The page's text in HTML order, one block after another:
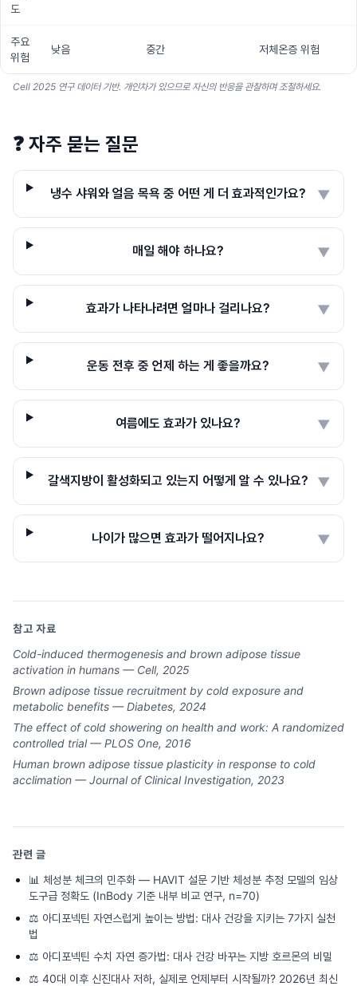
도
주요
위험
낮음 중간 저체온증 위험
Cell 2025 연구 데이터 기반. 개인차가 있으므로 자신의 반응을 관찰하며 조절하세요.
❓ 자주 묻는 질문
냉수 샤워와 얼음 목욕 중 어떤 게 더 효과적인가요? ▼
매일 해야 하나요? ▼
효과가 나타나려면 얼마나 걸리나요? ▼
운동 전후 중 언제 하는 게 좋을까요? ▼
여름에도 효과가 있나요? ▼
갈색지방이 활성화되고 있는지 어떻게 알 수 있나요? ▼
나이가 많으면 효과가 떨어지나요? ▼
참고 자료
Cold-induced thermogenesis and brown adipose tissue
activation in humans — Cell, 2025
Brown adipose tissue recruitment by cold exposure and
metabolic benefits — Diabetes, 2024
The effect of cold showering on health and work: A randomized
controlled trial — PLOS One, 2016
Human brown adipose tissue plasticity in response to cold
acclimation — Journal of Clinical Investigation, 2023
관련 글
📊 체성분 체크의 민주화 — HAVIT 설문 기반 체성분 추정 모델의 임상
도구급 정확도 (InBody 기준 내부 비교 연구, n=70)
⚖️ 아디포넥틴 자연스럽게 높이는 방법: 대사 건강을 지키는 7가지 실천
법
⚖️ 아디포넥틴 수치 자연 증가법: 대사 건강 바꾸는 지방 호르몬의 비밀
⚖️ 40대 이후 신진대사 저하, 실제로 언제부터 시작될까? 2026년 최신